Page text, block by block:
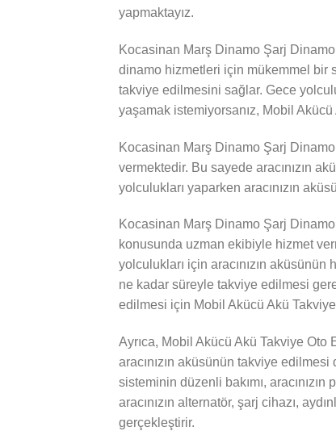
yapmaktayız.
Kocasinan Marş Dinamo Şarj
dinamo hizmetleri için mükemmel bir
takviye edilmesini sağlar. Gece
yaşamak istemiyorsanız, Mobil
Kocasinan Marş Dinamo Şarj
vermektedir. Bu sayede aracınızın
yolculukları yaparken aracınızın
Kocasinan Marş Dinamo Şarj
konusunda uzman ekibiyle hizmet
yolculukları için aracınızın aküsünün
ne kadar süreyle takviye edilmesi
edilmesi için Mobil Akücü Akü
Ayrıca, Mobil Akücü Akü Takviye
aracınızın aküsünün takviye edilmesi
sisteminin düzenli bakımı, aracınızın
aracınızın alternatör, şarj cihazı,
gerçekleştirir.